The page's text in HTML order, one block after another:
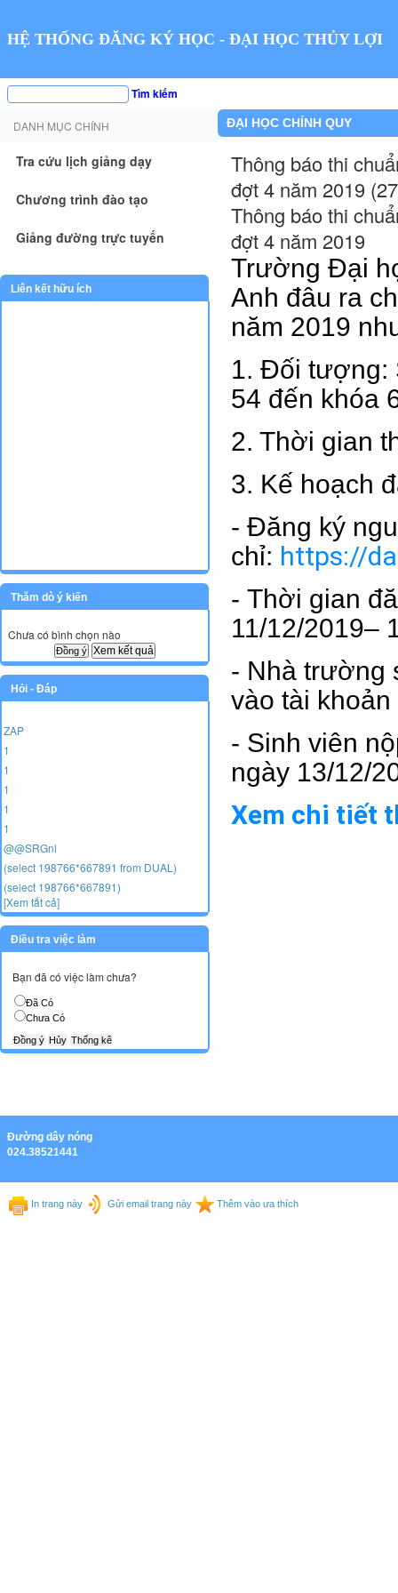
HỆ THỐNG ĐĂNG KÝ HỌC - ĐẠI HỌC THỦY LỢI
Tìm kiếm
DANH MỤC CHÍNH
Tra cứu lịch giảng dạy
Chương trình đào tạo
Giảng đường trực tuyến
Liên kết hữu ích
Thăm dò ý kiến
Chưa có bình chọn nào
Xem kết quả
Hỏi - Đáp
ZAP
1
1
1
1
1
@@SRGnl
(select 198766*667891 from DUAL)
(select 198766*667891)
[Xem tất cả]
Điều tra việc làm
Bạn đã có việc làm chưa?
Đã Có
Chưa Có
ĐẠI HỌC CHÍNH QUY
Thông báo thi
đợt 4 năm 2019
Thông báo thi
đợt 4 năm 2019
Trường Đại
Anh đâu ra
năm 2019
1. Đối tượng:
54 đến khóa
2. Thời gian
3. Kế hoạch
- Đăng ký
chỉ: https://
- Thời gian
11/12/2019–
- Nhà trường
vào tài
- Sinh viên
ngày 13/12/
Xem chi tiết
Ðường dây nóng
024.38521441
In trang này Gửi email trang này Thêm vào ưa thích